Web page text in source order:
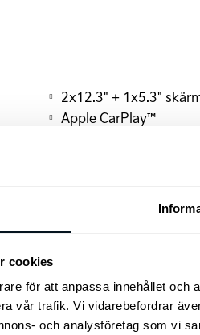
cookies
för att anpassa innehållet och
vår trafik. Vi vidarebefordrar
och analysföretag som vi
2x12.3" + 1x5.3"
Apple CarPlay™
Manuella dörrhantag
Klädsel tyg
Parkeringssensorer
Läderklädd ratt